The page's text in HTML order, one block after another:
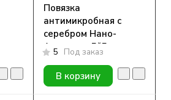
Повязка
антимикробная с
серебром Нано-
Асептика, 5*5
5 Под заказ
В корзину